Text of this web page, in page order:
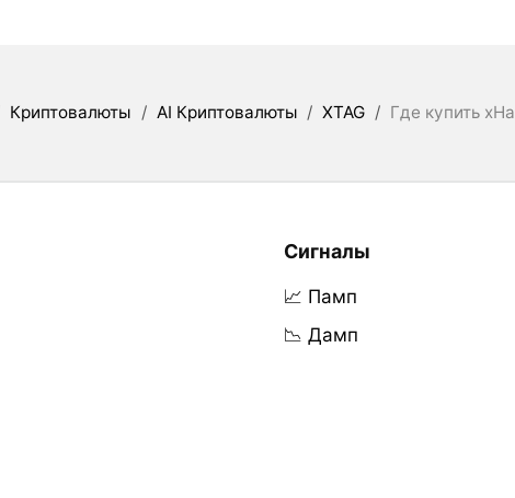
Криптовалюты / AI Криптовалюты / XTAG / Где купить
Сигналы
📈 Памп
📉 Дамп